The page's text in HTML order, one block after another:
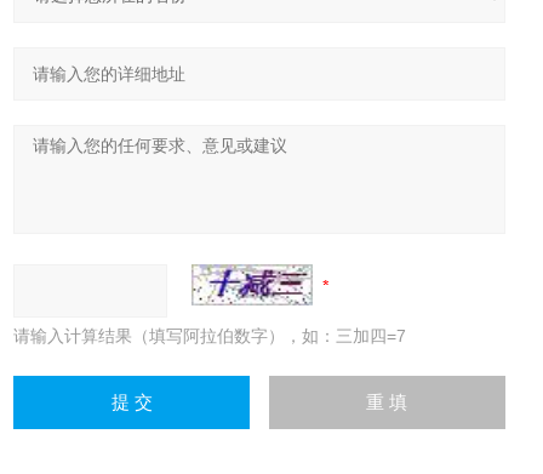
请输入计算结果（填写阿拉伯数字），如：三加四=7